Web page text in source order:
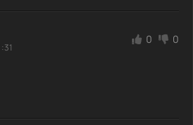
0 0